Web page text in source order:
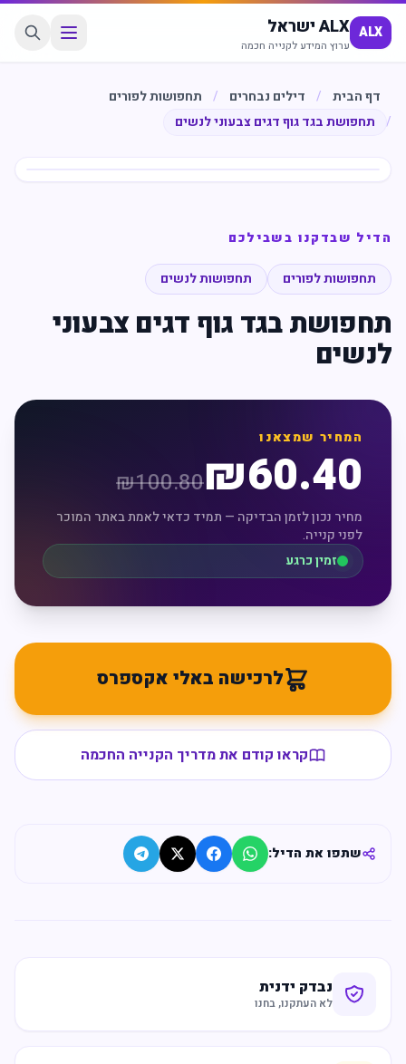
ALX ALX ישראל
ערוץ המידע לקנייה חכמה
דף הבית / דילים נבחרים /
תחפושות לפורים
/
תחפושת בגד גוף דגים צבעוני לנשים
הדיל שבדקנו בשבילכם
תחפושות לפורים תחפושות לנשים
תחפושת בגד גוף דגים צבעוני
לנשים
המחיר שמצאנו
₪60.40
₪100.80
מחיר נכון לזמן הבדיקה — תמיד כדאי לאמת באתר המוכר
לפני קנייה.
זמין כרגע
לרכישה באלי אקספרס
קראו קודם את מדריך הקנייה החכמה
שתפו את הדיל:
נבדק ידנית
לא העתקנו, בחנו